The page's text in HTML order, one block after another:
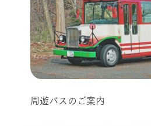
周遊バスのご案内